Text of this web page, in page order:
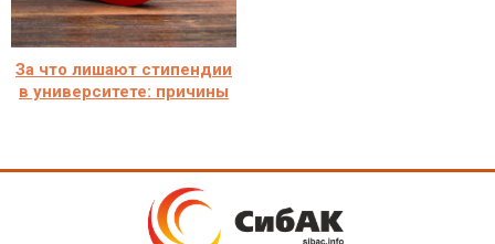
За что лишают стипендии
в университете: причины